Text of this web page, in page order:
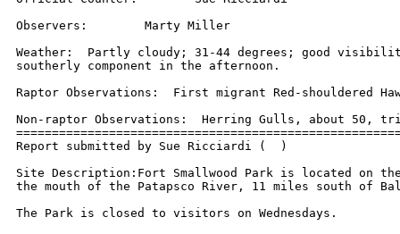
Observers:        Marty Miller
Weather:  Partly cloudy; 31-44 degrees; good
southerly component in the afternoon.
Raptor Observations:  First migrant Red-shouldered
Non-raptor Observations:  Herring Gulls, about
Report submitted by Sue Ricciardi (  )
Site Description:Fort Smallwood Park is located on
the mouth of the Patapsco River, 11 miles south of
The Park is closed to visitors on Wednesdays.